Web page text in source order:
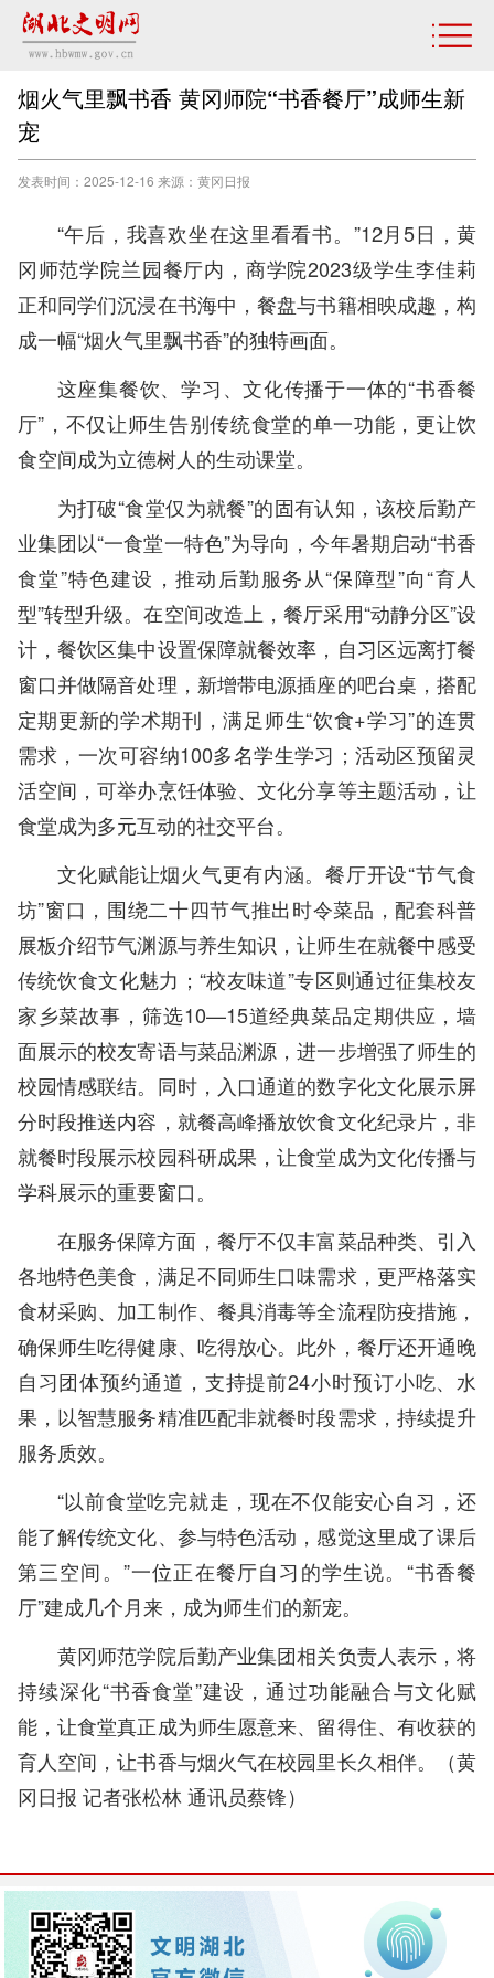
烟火气里飘书香 黄冈师院“书香餐厅”成师生新
宠
发表时间：2025-12-16 来源：黄冈日报
“午后，我喜欢坐在这里看看书。”12月5日，黄
冈师范学院兰园餐厅内，商学院2023级学生李佳莉
正和同学们沉浸在书海中，餐盘与书籍相映成趣，构
成一幅“烟火气里飘书香”的独特画面。
这座集餐饮、学习、文化传播于一体的“书香餐
厅”，不仅让师生告别传统食堂的单一功能，更让饮
食空间成为立德树人的生动课堂。
为打破“食堂仅为就餐”的固有认知，该校后勤产
业集团以“一食堂一特色”为导向，今年暑期启动“书香
食堂”特色建设，推动后勤服务从“保障型”向“育人
型”转型升级。在空间改造上，餐厅采用“动静分区”设
计，餐饮区集中设置保障就餐效率，自习区远离打餐
窗口并做隔音处理，新增带电源插座的吧台桌，搭配
定期更新的学术期刊，满足师生“饮食+学习”的连贯
需求，一次可容纳100多名学生学习；活动区预留灵
活空间，可举办烹饪体验、文化分享等主题活动，让
食堂成为多元互动的社交平台。
文化赋能让烟火气更有内涵。餐厅开设“节气食
坊”窗口，围绕二十四节气推出时令菜品，配套科普
展板介绍节气渊源与养生知识，让师生在就餐中感受
传统饮食文化魅力；“校友味道”专区则通过征集校友
家乡菜故事，筛选10—15道经典菜品定期供应，墙
面展示的校友寄语与菜品渊源，进一步增强了师生的
校园情感联结。同时，入口通道的数字化文化展示屏
分时段推送内容，就餐高峰播放饮食文化纪录片，非
就餐时段展示校园科研成果，让食堂成为文化传播与
学科展示的重要窗口。
在服务保障方面，餐厅不仅丰富菜品种类、引入
各地特色美食，满足不同师生口味需求，更严格落实
食材采购、加工制作、餐具消毒等全流程防疫措施，
确保师生吃得健康、吃得放心。此外，餐厅还开通晚
自习团体预约通道，支持提前24小时预订小吃、水
果，以智慧服务精准匹配非就餐时段需求，持续提升
服务质效。
“以前食堂吃完就走，现在不仅能安心自习，还
能了解传统文化、参与特色活动，感觉这里成了课后
第三空间。”一位正在餐厅自习的学生说。“书香餐
厅”建成几个月来，成为师生们的新宠。
黄冈师范学院后勤产业集团相关负责人表示，将
持续深化“书香食堂”建设，通过功能融合与文化赋
能，让食堂真正成为师生愿意来、留得住、有收获的
育人空间，让书香与烟火气在校园里长久相伴。
（黄
冈日报 记者张松林 通讯员蔡锋）